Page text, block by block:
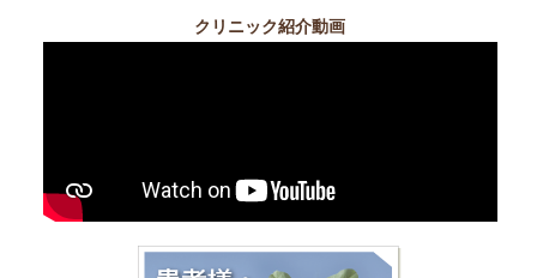
クリニック紹介動画